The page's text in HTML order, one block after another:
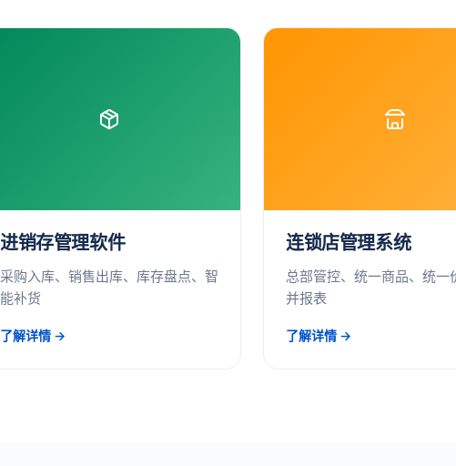
进销存管理软件
采购入库、销售出库、库存盘点、智
能补货
了解详情 →
连锁店管理系统
总部管控、统一商品、统一
并报表
了解详情 →